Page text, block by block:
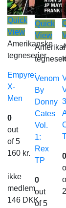
Quick
View
Amerikanske
tegneserier
Empyre:
X-
Men
0
out
of 5
160 kr.
ikke
medlem
146 DKK
Quick
View
Venom
By
Donny
Cates
Vol.
1:
Rex
TP
0
out
of 5
0